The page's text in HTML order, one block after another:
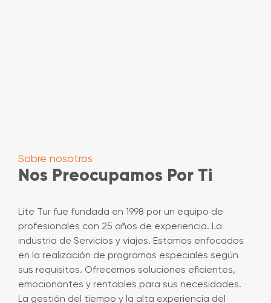
Sobre nosotros
Nos Preocupamos Por Ti
Lite Tur fue fundada en 1998 por un equipo de
profesionales con 25 años de experiencia. La
industria de Servicios y viajes. Estamos enfocados
en la realización de programas especiales según
sus requisitos. Ofrecemos soluciones eficientes,
emocionantes y rentables para sus necesidades.
La gestión del tiempo y la alta experiencia del